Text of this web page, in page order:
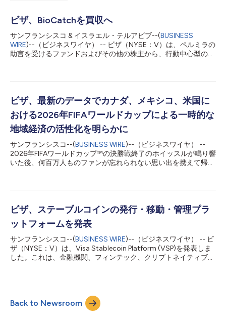
ビザ、BioCatchを買収へ
サンフランシスコ & イスラエル・テルアビブ--(BUSINESS
WIRE)--（ビジネスワイヤ） -- ビザ（NYSE：V）は、ペルミラの
助言を受けるファンドおよびその他の株主から、行動中心型のマ
と発表しました。BioCatchの買収は、ビザが既に提供している
ューションを補完するもので、顧客企業がアカウント乗っ取り、
詐欺、マネー・ミュール、口座開設詐欺という増大する脅威から
自社とその顧客をより効果的に保護できるようになると期待され
ています。 BioCatchは創業以来、AIと機械学習を基盤とし、キ
ーストローク、タッチ操作、デバイスの扱い方など、アプリケー
ション、行動、デバイス、ネットワークに関する数千のシグナル
を分析することで、不正を検知するとともに、正規ユーザーと犯
罪者をリアルタイムで識別する革新的なソリューションを開発し
ビザ、最新のデータでカナダ、メキシコ、米国に
おける2026年FIFAワールドカップによる一時的な
地域経済の活性化を明らかに
サンフランシスコ--(BUSINESS WIRE)--（ビジネスワイヤ） --
2026年FIFAワールドカップ™の決勝戦終了のホイッスルが鳴り響
いた後、何百万人ものファンが忘れられない思い出を携えて帰国
市における商店や地域経済に期間中、さらにその後にも大きな経
会は開催都市全体で越境消費、国際旅行、デジタルコマースの大
幅な増加をもたらしました。この調査結果は、主要な国際イベン
トが「ポップアップエコノミー」を生み出すことを示していま
す。ビザは、文化、エンターテイメント、スポーツなどの主要イ
ベントの開催に伴い、一時的および集中的に活性化する商業活動
の期間をポップアップエコノミーと定義しています。 データに
よると、ファンが自国代表チームを応援するために世界各地から
ビザ、ステーブルコインの発行・移動・管理プラ
ットフォームを発表
サンフランシスコ--(BUSINESS WIRE)--（ビジネスワイヤ） -- ビ
ザ（NYSE：V）は、Visa Stablecoin Platform (VSP)を発表しま
した。これは、金融機関、フィンテック、クリプトネイティブ企
フィンテック、その他の決済事業者がステーブルコインを簡単に
利用、保管、償還できるようにします。まずは、Open Standard
が先ごろ発表した新しいステーブルコイン「Open
Back to Newsroom